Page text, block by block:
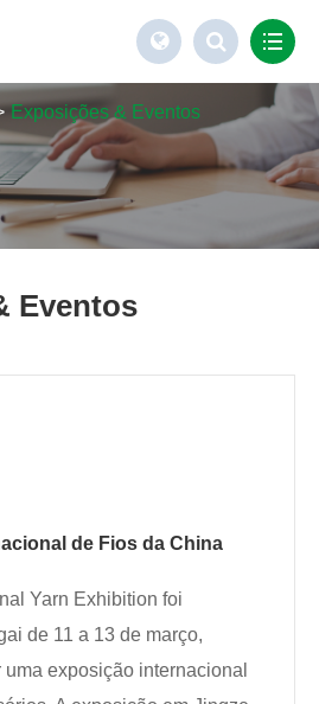
Exposições & Eventos
Eventos
de Fios da China
Yarn Exhibition foi
de 11 a 13 de março,
exposição internacional